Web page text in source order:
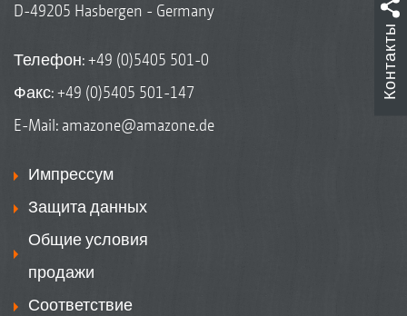
D-49205 Hasbergen - Germany
Телефон:+49 (0)5405 501-0
Факс: +49 (0)5405 501-147
E-Mail: amazone@amazone.de
Импрессум
Защита данных
Общие условия
продажи
Соответствие
Контакты